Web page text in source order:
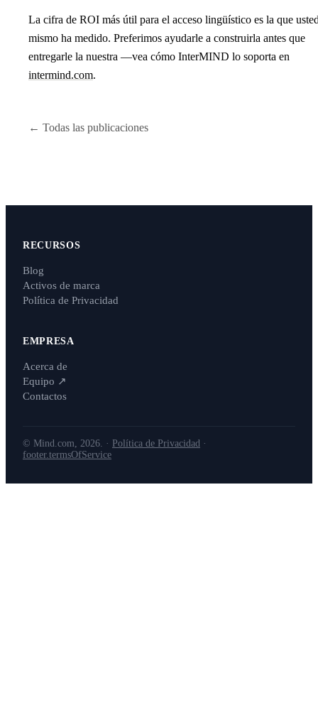
La cifra de ROI más útil para el acceso lingüístico es la que
mismo ha medido. Preferimos ayudarle a construirla antes que
entregarle la nuestra —vea cómo InterMIND lo soporta en
intermind.com.
← Todas las publicaciones
RECURSOS
Blog
Activos de marca
Política de Privacidad
EMPRESA
Acerca de
Equipo ↗
Contactos
© Mind.com, 2026. · Política de Privacidad ·
footer.termsOfService